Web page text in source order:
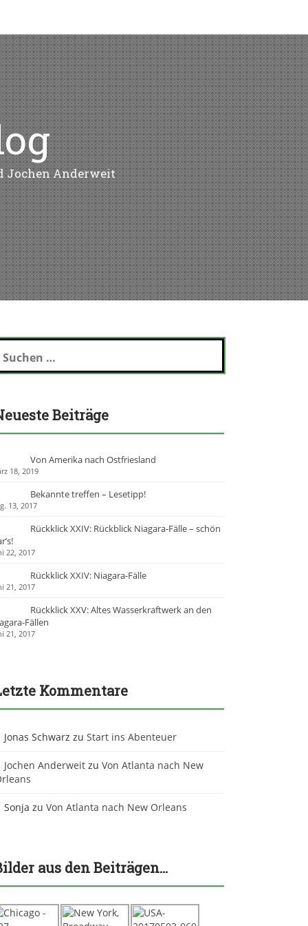
Jochen Anderweit
Beiträge
Von Amerika nach Ostfriesland
18, 2019
Bekannte treffen – Lesetipp!
13, 2017
Rückklick XXIV: Rückblick Niagara-Fälle – schön
22, 2017
Rückklick XXIV: Niagara-Fälle
21, 2017
Rückklick XXV: Altes Wasserkraftwerk an den
Fällen
21, 2017
Kommentare
Jonas Schwarz zu Start ins Abenteuer
Jochen Anderweit zu Von Atlanta nach New
Sonja zu Von Atlanta nach New Orleans
aus den Beiträgen…